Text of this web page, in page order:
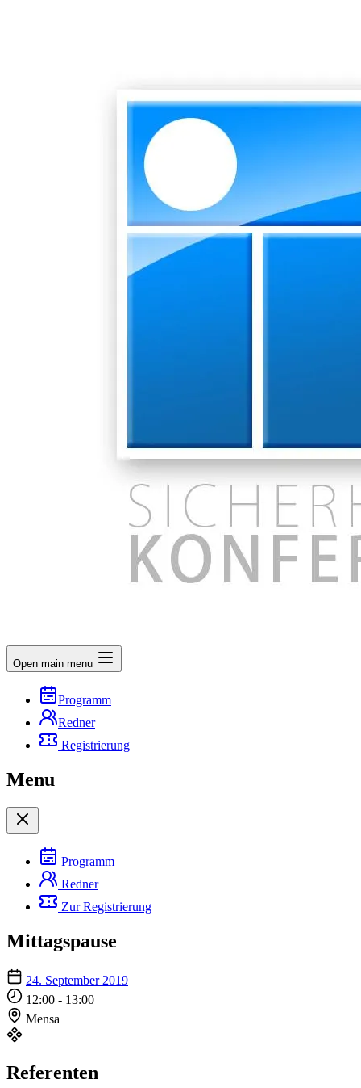
Open main menu
Programm
Redner
Registrierung
Menu
Programm
Redner
Zur Registrierung
Mittagspause
24. September 2019
12:00 - 13:00
Mensa
Referenten